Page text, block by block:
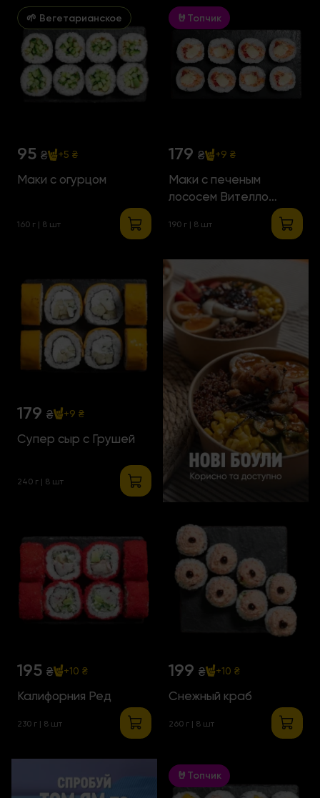
🌱 Вегетарианское
95 ₴ +5 ₴
Маки с огурцом
160 г | 8 шт
🤘Топчик
179 ₴ +9 ₴
Маки с печеным
лососем Вителло
190 г | 8 шт
179 ₴ +9 ₴
Супер сыр с Грушей
240 г | 8 шт
195 ₴ +10 ₴
Калифорния Ред
230 г | 8 шт
199 ₴ +10 ₴
Снежный краб
260 г | 8 шт
🤘Топчик